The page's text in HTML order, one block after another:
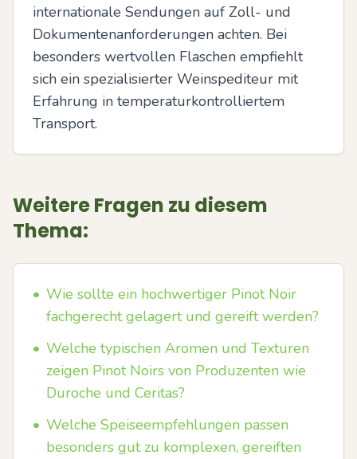
internationale Sendungen auf Zoll- und
Dokumentenanforderungen achten. Bei
besonders wertvollen Flaschen empfiehlt
sich ein spezialisierter Weinspediteur mit
Erfahrung in temperaturkontrolliertem
Transport.
Weitere Fragen zu diesem
Thema:
• Wie sollte ein hochwertiger Pinot Noir
fachgerecht gelagert und gereift werden?
• Welche typischen Aromen und Texturen
zeigen Pinot Noirs von Produzenten wie
Duroche und Ceritas?
• Welche Speiseempfehlungen passen
besonders gut zu komplexen, gereiften